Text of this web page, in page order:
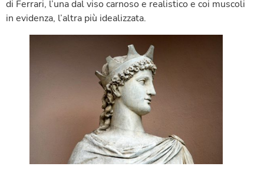
di Ferrari, l’una dal viso carnoso e realistico e coi muscoli
in evidenza, l’altra più idealizzata.